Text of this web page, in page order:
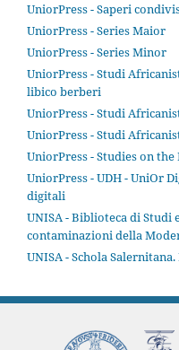
UniorPress - Saperi
UniorPress - Series Maior
UniorPress - Series Minor
UniorPress - Studi
libico berberi
UniorPress - Studi
UniorPress - Studi
UniorPress - Studies on
UniorPress - UDH - UniOr
digitali
UNISA - Biblioteca di Studi
contaminazioni della
UNISA - Schola